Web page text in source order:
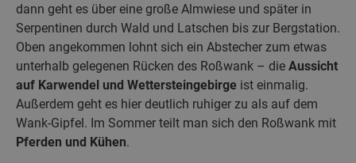
dann geht es über eine große Almwiese und später in
Serpentinen durch Wald und Latschen bis zur Bergstation.
Oben angekommen lohnt sich ein Abstecher zum etwas
unterhalb gelegenen Rücken des Roßwank – die Aussicht
auf Karwendel und Wettersteingebirge ist einmalig.
Außerdem geht es hier deutlich ruhiger zu als auf dem
Wank-Gipfel. Im Sommer teilt man sich den Roßwank mit
Pferden und Kühen.